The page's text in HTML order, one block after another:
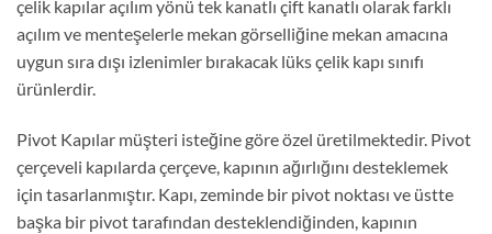
çelik kapılar açılım yönü tek kanatlı çift kanatlı olarak farklı
açılım ve menteşelerle mekan görselliğine mekan amacına
uygun sıra dışı izlenimler bırakacak lüks çelik kapı sınıfı
ürünlerdir.
Pivot Kapılar müşteri isteğine göre özel üretilmektedir. Pivot
çerçeveli kapılarda çerçeve, kapının ağırlığını desteklemek
için tasarlanmıştır. Kapı, zeminde bir pivot noktası ve üstte
başka bir pivot tarafından desteklendiğinden, kapının